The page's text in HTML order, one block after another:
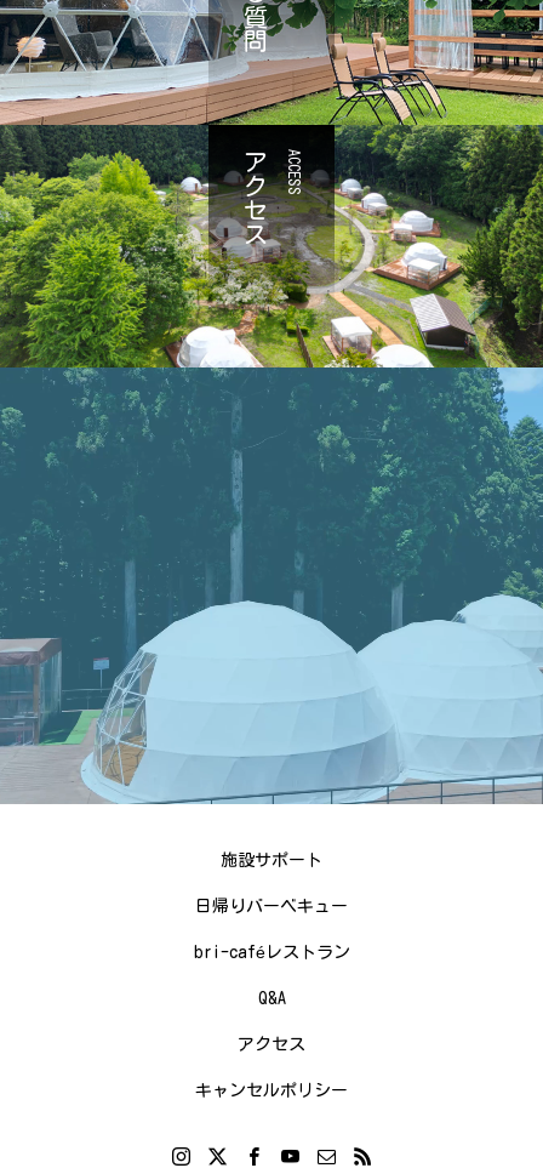
ACCESS
アクセス
施設サポート
日帰りバーベキュー
bri-caféレストラン
Q&A
アクセス
キャンセルポリシー